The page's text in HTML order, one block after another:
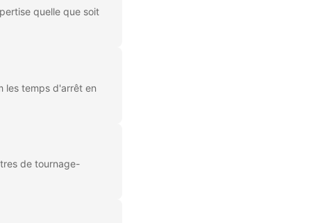
quelle que soit
les temps d'arrêt en
de tournage-